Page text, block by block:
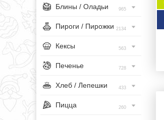
Блины / Оладьи 965
Пироги / Пирожки 2134
Кексы 563
Печенье 728
Хлеб / Лепешки 433
Пицца 260